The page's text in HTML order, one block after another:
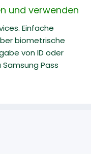
und verwenden
Einfache
biometrische
von ID oder
Samsung Pass